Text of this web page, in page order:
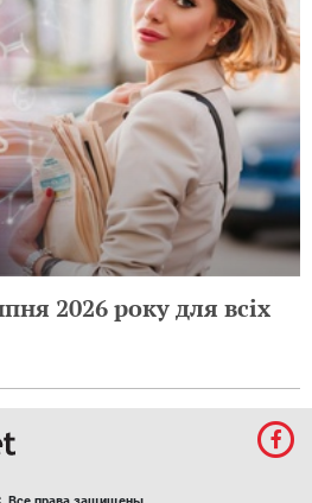
2026 року для всіх